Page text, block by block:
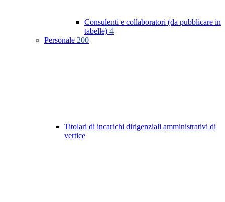
Consulenti e collaboratori (da pubblicare in
tabelle) 4
Personale 200
Titolari di incarichi dirigenziali amministrativi di
vertice